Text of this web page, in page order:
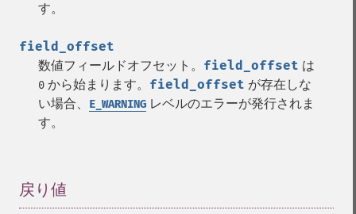
す。
field_offset
数値フィールドオフセット。 field_offset は
0 から始まります。 field_offset が存在しな
い場合、
E_WARNING レベルのエラーが発行されま
す。
戻り値